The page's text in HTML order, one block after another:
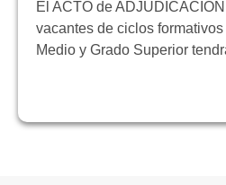
El ACTO de
vacantes de ciclos
Medio y Grado Superior